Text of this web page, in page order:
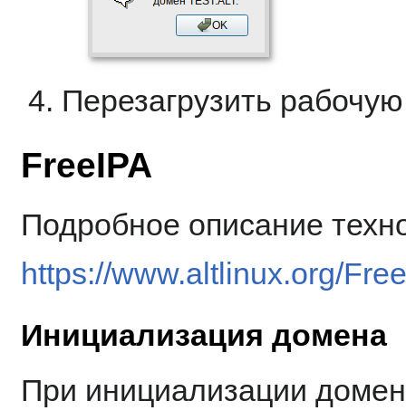
Перезагрузить
FreeIPA
Подробное описание
https://www.altlinux.org/
Инициализация домена
При инициализации